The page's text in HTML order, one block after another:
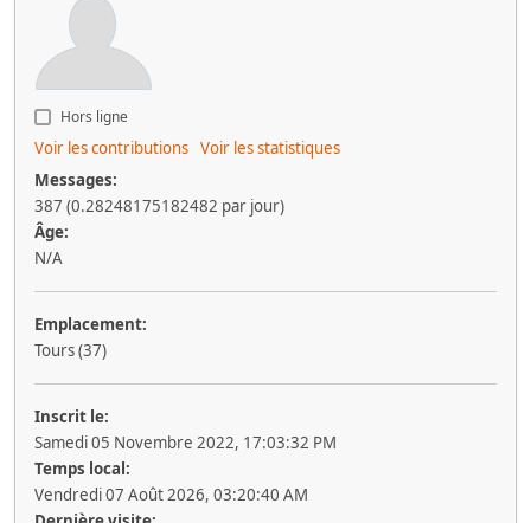
Hors ligne
Voir les contributions Voir les statistiques
Messages:
387 (0.28248175182482 par jour)
Âge:
N/A
Emplacement:
Tours (37)
Inscrit le:
Samedi 05 Novembre 2022, 17:03:32 PM
Temps local:
Vendredi 07 Août 2026, 03:20:40 AM